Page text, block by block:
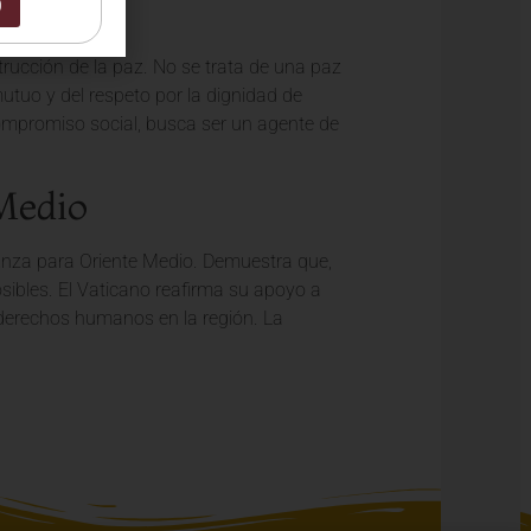
de la paz. No se trata de una paz
y del respeto por la dignidad de
social, busca ser un agente de
para Oriente Medio. Demuestra que,
El Vaticano reafirma su apoyo a
humanos en la región. La